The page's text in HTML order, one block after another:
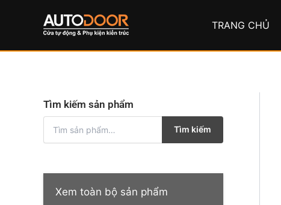
TRANG CHỦ
Tìm kiếm sản phẩm
m
Tìm kiếm
Xem toàn bộ sản phẩm